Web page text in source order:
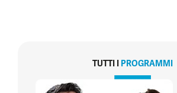
TUTTI I PROGRAMMI